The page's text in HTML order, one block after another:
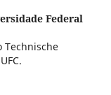
Federal
Technische